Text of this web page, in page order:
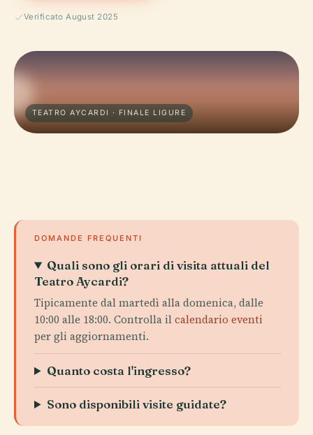
Verificato August 2025
TEATRO AYCARDI · FINALE LIGURE
DOMANDE FREQUENTI
Quali sono gli orari di visita attuali del
Teatro Aycardi?
Tipicamente dal martedì alla domenica, dalle
10:00 alle 18:00. Controlla ilcalendario eventi
per gli aggiornamenti.
Quanto costa l'ingresso?
Sono disponibili visite guidate?